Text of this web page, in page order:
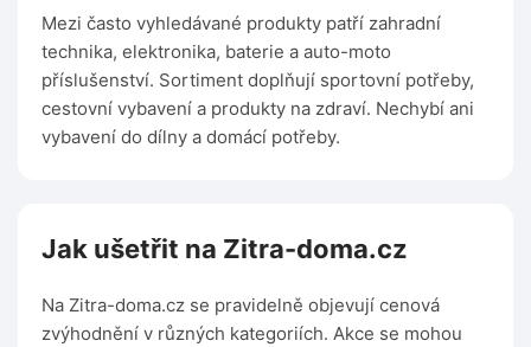
Mezi často vyhledávané produkty patří zahradní
technika, elektronika, baterie a auto-moto
příslušenství. Sortiment doplňují sportovní potřeby,
cestovní vybavení a produkty na zdraví. Nechybí ani
vybavení do dílny a domácí potřeby.
Jak ušetřit na Zitra-doma.cz
Na Zitra-doma.cz se pravidelně objevují cenová
zvýhodnění v různých kategoriích. Akce se mohou